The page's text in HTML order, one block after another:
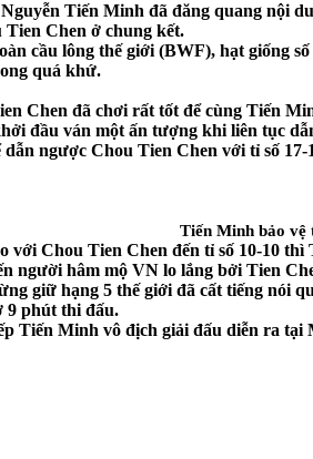
Tiến Minh đã đăng quang nội
Chen ở chung kết.
cầu lông thế giới (BWF), hạt giống
quá khứ.
Chen đã chơi rất tốt để cùng Tiến
đầu ván một ấn tượng khi liên tục
dẫn ngược Chou Tien Chen với tỉ số
Tiến Minh bảo vệ
với Chou Tien Chen đến tỉ số 10-10
người hâm mộ VN lo lắng bởi Tien
giữ hạng 5 thế giới đã cất tiếng nói
9 phút thi đấu.
Tiến Minh vô địch giải đấu diễn ra